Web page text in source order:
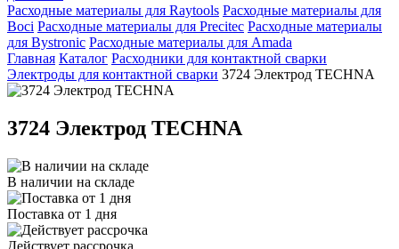
Расходные материалы для Raytools Расходные материалы для
Boci Расходные материалы для Precitec Расходные материалы
для Bystronic Расходные материалы для Amada
Главная Каталог Расходники для контактной сварки
Электроды для контактной сварки 3724 Электрод TECHNA
3724 Электрод TECHNA
В наличии на складе
Поставка от 1 дня
Действует рассрочка